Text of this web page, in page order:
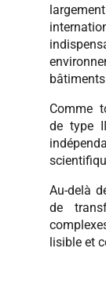
bâtiments
Comme
de type
Au-delà
de
lisible et